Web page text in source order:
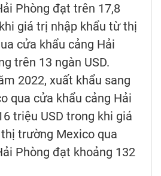
Phòng đạt trên 17,8
giá trị nhập khẩu từ thị
cửa khẩu cảng Hải
trên 13 ngàn USD.
2022, xuất khẩu sang
qua cửa khẩu cảng Hải
triệu USD trong khi giá
trường Mexico qua
Phòng đạt khoảng 132